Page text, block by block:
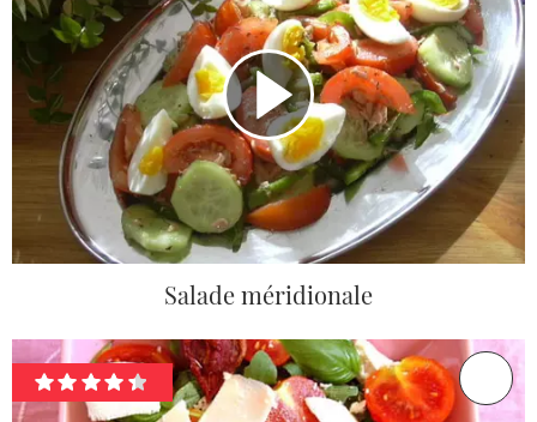
Salade méridionale